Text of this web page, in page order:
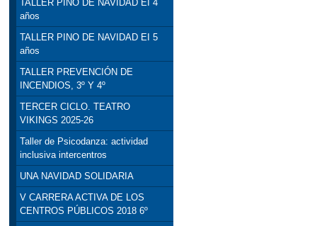
TALLER PINO DE NAVIDAD EI 4
años
TALLER PINO DE NAVIDAD EI 5
años
TALLER PREVENCIÓN DE
INCENDIOS, 3º Y 4º
TERCER CICLO. TEATRO
VIKINGS 2025-26
Taller de Psicodanza: actividad
inclusiva intercentros
UNA NAVIDAD SOLIDARIA
V CARRERA ACTIVA DE LOS
CENTROS PÚBLICOS 2018 6º